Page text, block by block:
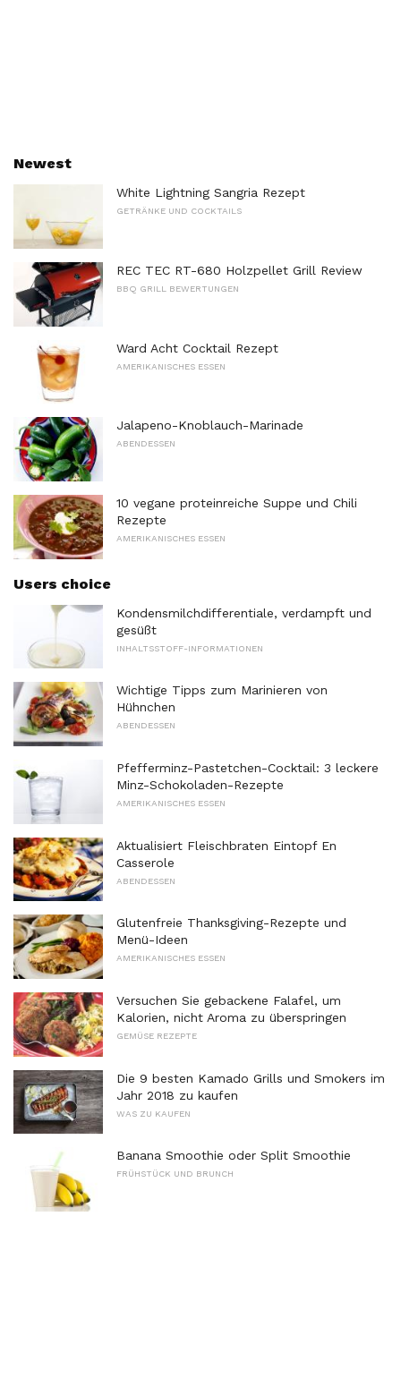
Newest
White Lightning Sangria Rezept
GETRÄNKE UND COCKTAILS
REC TEC RT-680 Holzpellet Grill Review
BBQ GRILL BEWERTUNGEN
Ward Acht Cocktail Rezept
AMERIKANISCHES ESSEN
Jalapeno-Knoblauch-Marinade
ABENDESSEN
10 vegane proteinreiche Suppe und Chili
Rezepte
AMERIKANISCHES ESSEN
Users choice
Kondensmilchdifferentiale, verdampft und
gesüßt
INHALTSSTOFF-INFORMATIONEN
Wichtige Tipps zum Marinieren von
Hühnchen
ABENDESSEN
Pfefferminz-Pastetchen-Cocktail: 3 leckere
Minz-Schokoladen-Rezepte
AMERIKANISCHES ESSEN
Aktualisiert Fleischbraten Eintopf En
Casserole
ABENDESSEN
Glutenfreie Thanksgiving-Rezepte und
Menü-Ideen
AMERIKANISCHES ESSEN
Versuchen Sie gebackene Falafel, um
Kalorien, nicht Aroma zu überspringen
GEMÜSE REZEPTE
Die 9 besten Kamado Grills und Smokers im
Jahr 2018 zu kaufen
WAS ZU KAUFEN
Banana Smoothie oder Split Smoothie
FRÜHSTÜCK UND BRUNCH